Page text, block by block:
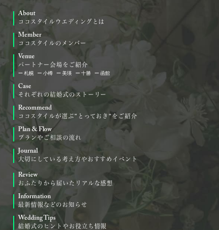
About
ココスタイルウエディングとは
Member
ココスタイルのメンバー
Venue
パートナー会場をご紹介
札幌 小樽 美瑛 十勝 函館
Case
それぞれの結婚式のストーリー
Recommend
ココスタイルが選ぶ“とっておき”をご紹介
Plan & Flow
プランやご相談の流れ
Journal
大切にしている考え方やおすすめイベント
Review
おふたりから届いたリアルな感想
Information
最新情報などのお知らせ
Wedding Tips
結婚式のヒントやお役立ち情報